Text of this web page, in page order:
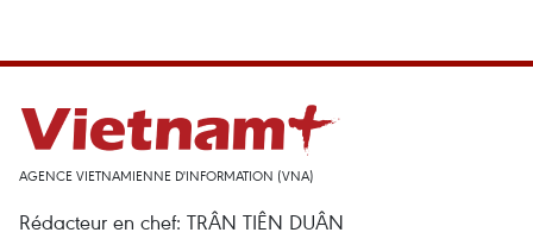
AGENCE VIETNAMIENNE D'INFORMATION (VNA)
Rédacteur en chef: TRÂN TIÊN DUÂN